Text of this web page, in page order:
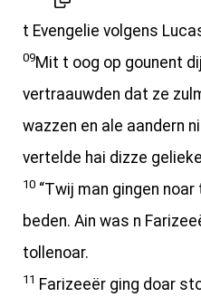
t Evengelie volgens
09Mit t oog op gounent
vertraauwden dat ze
wazzen en ale aandern
vertelde hai dizze
10 “Twij man gingen
beden. Ain was n
tollenoar.
11 Farizeeër ging doar